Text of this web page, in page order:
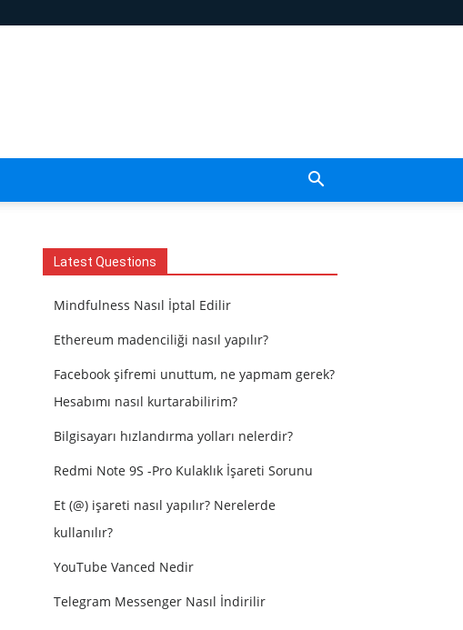
Latest Questions
Mindfulness Nasıl İptal Edilir
Ethereum madenciliği nasıl yapılır?
Facebook şifremi unuttum, ne yapmam gerek?
Hesabımı nasıl kurtarabilirim?
Bilgisayarı hızlandırma yolları nelerdir?
Redmi Note 9S -Pro Kulaklık İşareti Sorunu
Et (@) işareti nasıl yapılır? Nerelerde
kullanılır?
YouTube Vanced Nedir
Telegram Messenger Nasıl İndirilir